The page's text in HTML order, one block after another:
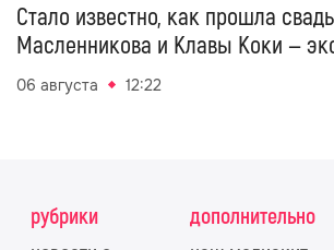
Стало известно, как прошла
Масленникова и Клавы Коки —
06 августа 12:22
рубрики
дополнительно